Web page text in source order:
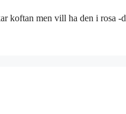
koftan men vill ha den i rosa -